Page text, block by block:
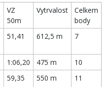
VZ
50m
Vytrvalost
Celkem
body
51,41 612,5 m 7
1:06,20 475 m
10
59,35 550 m 11